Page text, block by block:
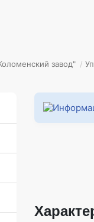
завод" /